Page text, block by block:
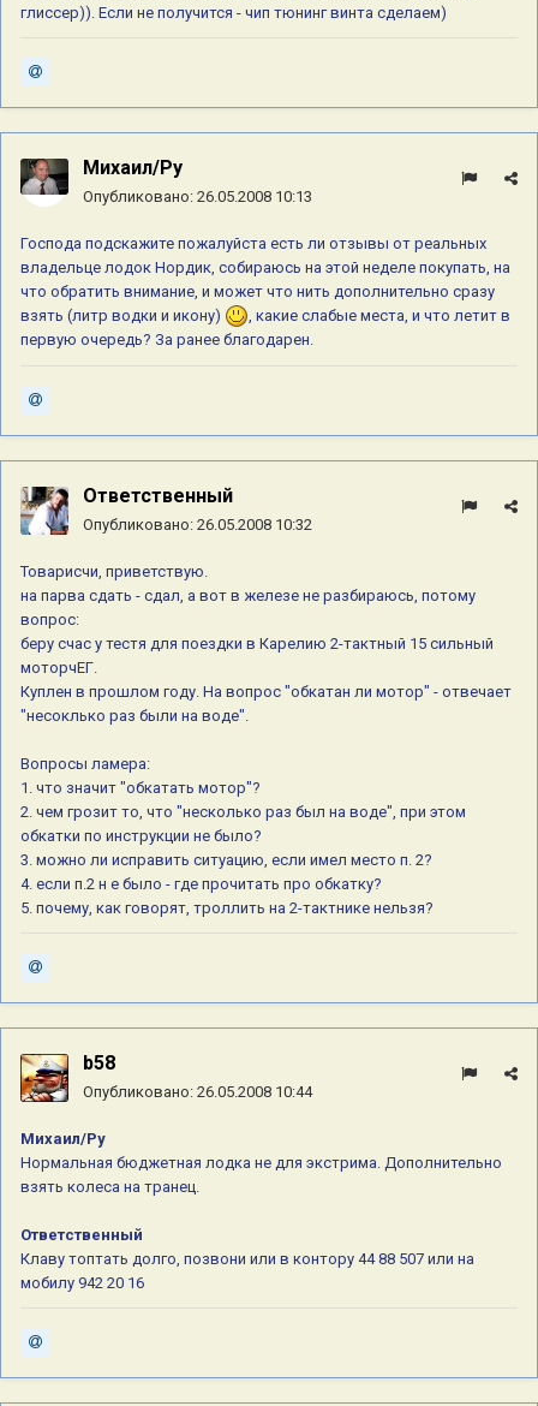
глиссер)). Если не получится - чип тюнинг винта сделаем)
Михаил/Ру
Опубликовано: 26.05.2008 10:13
Господа подскажите пожалуйста есть ли отзывы от реальных
владельце лодок Нордик, собираюсь на этой неделе покупать, на
что обратить внимание, и может что нить дополнительно сразу
взять (литр водки и икону)
, какие слабые места, и что летит в
первую очередь? За ранее благодарен.
Ответственный
Опубликовано: 26.05.2008 10:32
Товарисчи, приветствую.
на парва сдать - сдал, а вот в железе не разбираюсь, потому
вопрос:
беру счас у тестя для поездки в Карелию 2-тактный 15 сильный
моторчЕГ.
Куплен в прошлом году. На вопрос "обкатан ли мотор" - отвечает
"несоклько раз были на воде".
Вопросы ламера:
1. что значит "обкатать мотор"?
2. чем грозит то, что "несколько раз был на воде", при этом
обкатки по инструкции не было?
3. можно ли исправить ситуацию, если имел место п. 2?
4. если п.2 н е было - где прочитать про обкатку?
5. почему, как говорят, троллить на 2-тактнике нельзя?
b58
Опубликовано: 26.05.2008 10:44
Михаил/Ру
Нормальная бюджетная лодка не для экстрима. Дополнительно
взять колеса на транец.
Ответственный
Клаву топтать долго, позвони или в контору 44 88 507 или на
мобилу 942 20 16